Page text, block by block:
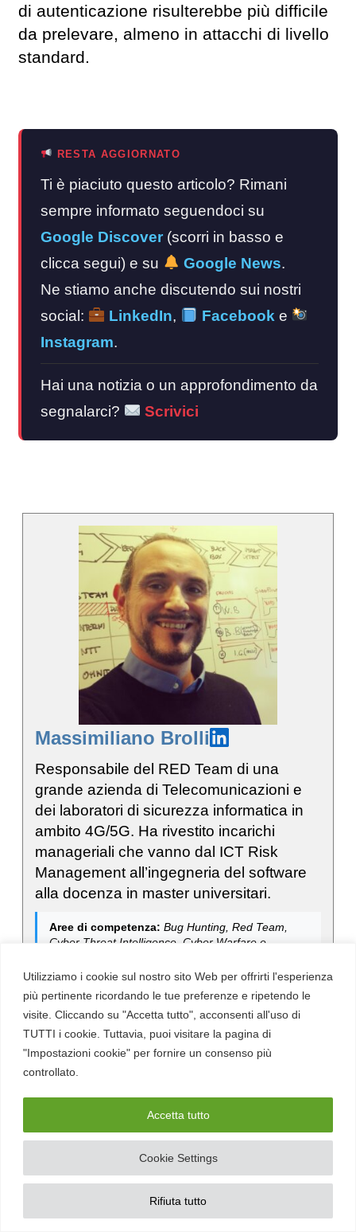
Utilizziamo i cookie sul nostro sito Web per offrirti l'esperienza
più pertinente ricordando le tue preferenze e ripetendo le
visite. Cliccando su "Accetta tutto", acconsenti all'uso di
TUTTI i cookie. Tuttavia, puoi visitare la pagina di
"Impostazioni cookie" per fornire un consenso più
controllato.
Cookie Settings
Rifiuta tutto
Accetta tutto
di autenticazione risulterebbe più difficile
da prelevare, almeno in attacchi di livello
standard.
RESTA AGGIORNATO
Ti è piaciuto questo articolo? Rimani
sempre informato seguendoci su
Google Discover (scorri in basso e
clicca segui) e su
Google News.
Ne stiamo anche discutendo sui nostri
social:
LinkedIn, Facebook e
Instagram.
Hai una notizia o un approfondimento da
segnalarci?
Scrivici
Massimiliano Brolli
Responsabile del RED Team di una
grande azienda di Telecomunicazioni e
dei laboratori di sicurezza informatica in
ambito 4G/5G. Ha rivestito incarichi
manageriali che vanno dal ICT Risk
Management all’ingegneria del software
alla docenza in master universitari.
Aree di competenza: Bug Hunting, Red Team,
Cyber Threat Intelligence, Cyber Warfare e
Iscriviti alla nostra newsletter
cybersecurity e tecnologia digitale.